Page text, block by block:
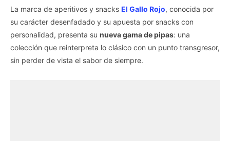
La marca de aperitivos y snacks El Gallo Rojo, conocida por
su carácter desenfadado y su apuesta por snacks con
personalidad, presenta su nueva gama de pipas: una
colección que reinterpreta lo clásico con un punto transgresor,
sin perder de vista el sabor de siempre.